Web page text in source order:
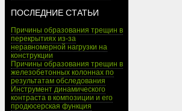
ПОСЛЕДНИЕ СТАТЬИ
Причины образования трещин в
перекрытиях из-за
неравномерной нагрузки на
конструкции
Причины образования трещин в
железобетонных колоннах по
результатам обследования
Инструмент динамического
контраста в композиции и его
продюсерская функция